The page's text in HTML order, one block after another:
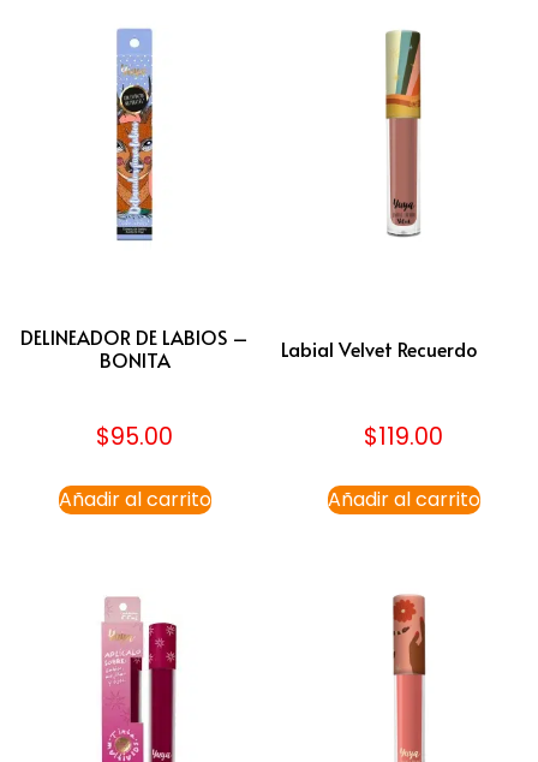
DELINEADOR DE LABIOS –
BONITA
$95.00
Añadir al carrito
Labial Velvet Recuerdo
$119.00
Añadir al carrito